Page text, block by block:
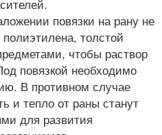
повязки на рану не
толстой
чтобы раствор
повязкой необходимо
В противном случае
и тепло от раны станут
для развития